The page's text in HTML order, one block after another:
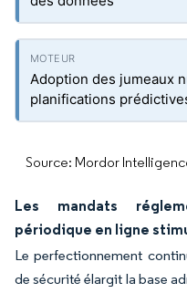
Adoption des jumeaux
planifications
Source: Mordor
Les mandats
périodique en ligne
Le perfectionnement
de sécurité élargit la base